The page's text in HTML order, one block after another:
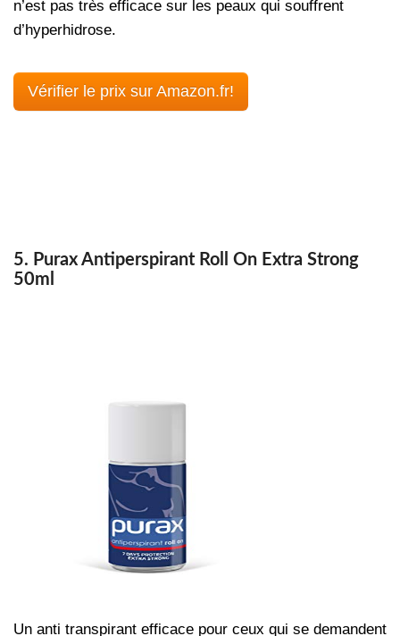
n’est pas très efficace sur les peaux qui souffrent
d’hyperhidrose.
Vérifier le prix sur Amazon.fr!
5. Purax Antiperspirant Roll On Extra Strong
50ml
Un anti transpirant efficace pour ceux qui se demandent